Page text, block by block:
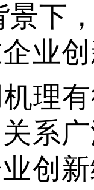
景下
业
机理
系
创